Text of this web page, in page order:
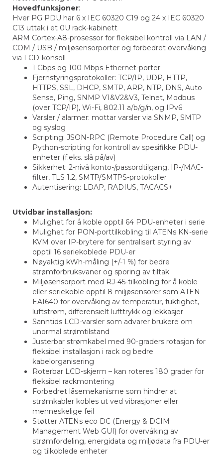
Hovedfunksjoner:
Hver PG PDU har 6 x IEC 60320 C19 og 24 x IEC 60320
C13 uttak i et 0U rack-kabinett
ARM Cortex-A8-prosessor for fleksibel kontroll via LAN /
COM / USB / miljøsensorporter og forbedret overvåking
via LCD-konsoll
1 Gbps og 100 Mbps Ethernet-porter
Fjernstyringsprotokoller: TCP/IP, UDP, HTTP,
HTTPS, SSL, DHCP, SMTP, ARP, NTP, DNS, Auto
Sense, Ping, SNMP V1&V2&V3, Telnet, Modbus
(over TCP/IP), Wi-Fi, 802.11 a/b/g/n, og IPv6
Varsler / alarmer: mottar varsler via SNMP, SMTP
og syslog
Scripting: JSON-RPC (Remote Procedure Call) og
Python-scripting for kontroll av spesifikke PDU-
enheter (f.eks. slå på/av)
Sikkerhet: 2-nivå konto-/passordtilgang, IP-/MAC-
filter, TLS 1.2, SMTP/SMTPS-protokoller
Autentisering: LDAP, RADIUS, TACACS+
Utvidbar installasjon:
Mulighet for å koble opptil 64 PDU-enheter i serie
Mulighet for PON-porttilkobling til ATENs KN-serie
KVM over IP-brytere for sentralisert styring av
opptil 16 seriekoblede PDU-er
Nøyaktig kWh-måling (+/-1 %) for bedre
strømforbruksvaner og sporing av tiltak
Miljøsensorport med RJ-45-tilkobling for å koble
eller seriekoble opptil 8 miljøsensorer som ATEN
EA1640 for overvåking av temperatur, fuktighet,
luftstrøm, differensielt lufttrykk og lekkasjer
Sanntids LCD-varsler som advarer brukere om
unormal strømtilstand
Justerbar strømkabel med 90-graders rotasjon for
fleksibel installasjon i rack og bedre
kabelorganisering
Roterbar LCD-skjerm – kan roteres 180 grader for
fleksibel rackmontering
Forbedret låsemekanisme som hindrer at
strømkabler kobles ut ved vibrasjoner eller
menneskelige feil
Støtter ATENs eco DC (Energy & DCIM
Management Web GUI) for overvåking av
strømfordeling, energidata og miljødata fra PDU-er
og tilkoblede enheter